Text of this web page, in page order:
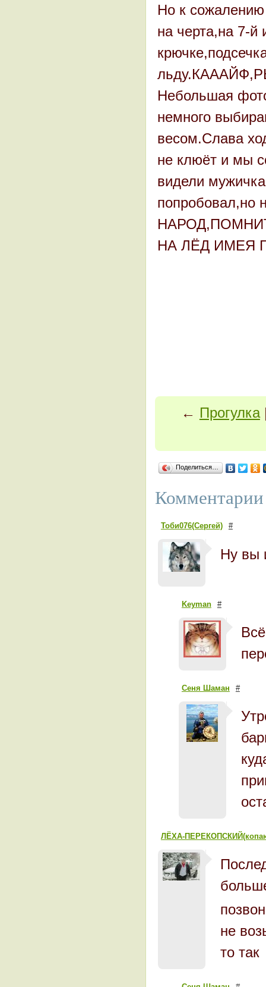
Но к
на черта,на 7-й
Небольшая
немного
весом.Слава
не клюёт и мы
видели
попробовал,но
НА ЛЁД ИМЕЯ
← Прогулка
Поделиться…
Тоби076(Сергей) #
Ну вы
Keyman #
Сеня Шаман #
ЛЁХА-
не
то так